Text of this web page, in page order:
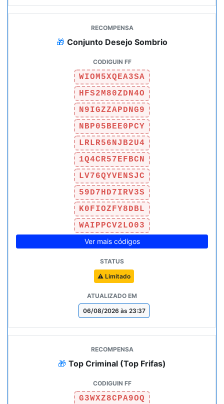
🎁 Conjunto Desejo Sombrio
WIOM5XQEA3SA
HFS2M80ZDN4O
N9IGZZAPDNG9
NBP05BEE0PCY
LRLR56NJB2U4
1Q4CR57EFBCN
LV76QYVENSJC
59D7HD7IRV3S
K0FIOZFY8DBL
WAIPPCV2LO03
Ver mais códigos
⚠️ Limitado
06/08/2026 às 23:37
🎁 Top Criminal (Top Frifas)
G3WXZ8CPA9OQ